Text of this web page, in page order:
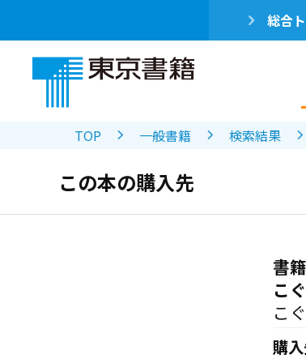
総合
TOP 一般書籍 検索結果
この本の購入先
書
こ
こ
購